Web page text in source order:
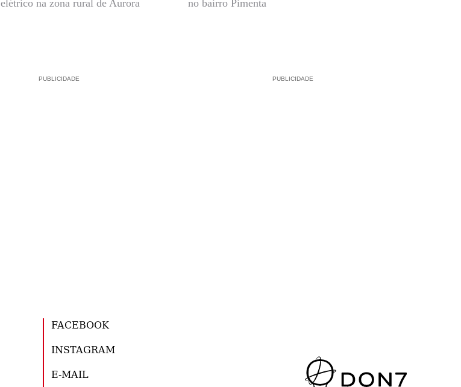
elétrico na zona rural de Aurora
no bairro Pimenta
PUBLICIDADE PUBLICIDADE
FACEBOOK
INSTAGRAM
E-MAIL